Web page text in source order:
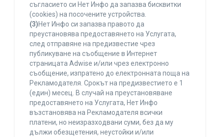
съгласието си Нет Инфо да запазва бисквитки
(cookies) на посочените устройства.
(3)Нет Инфо си запазва правото да
преустановява предоставянето на Услугата,
след отправяне на предизвестие чрез
публикуване на съобщение в Интернет
страницата Adwise и/или чрез електронно
съобщение, изпратено до електронната поща на
Рекламодателя. Срокът на предизвестието е 1
(един) месец. В случай на преустановяване
предоставянето на Услугата, Нет Инфо
възстановява на Рекламодателя всички
платени, но неизразходвани суми, без да му
дължи обезщетения, неустойки и/или